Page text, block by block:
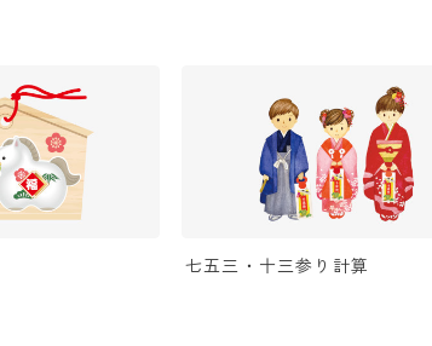
七五三・十三参り計算